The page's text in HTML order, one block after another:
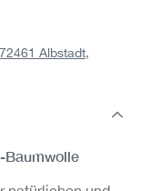
Albstadt,
Baumwolle